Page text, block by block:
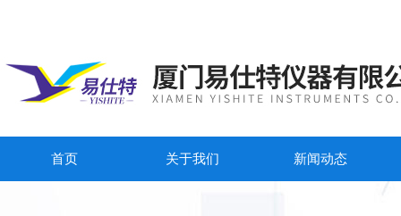
首页 关于我们 新闻动态